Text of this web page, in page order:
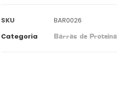
SKU
BAR0026
Categoria
Barras de Proteina